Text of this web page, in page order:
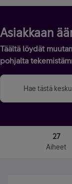
Asiakkaan
Täältä löydät
pohjalta
27
Aiheet